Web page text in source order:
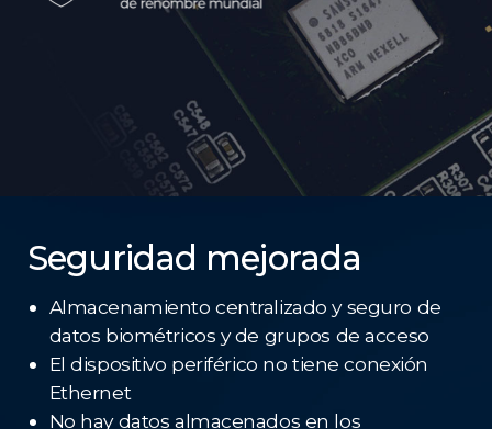
Seguridad mejorada
Almacenamiento centralizado y seguro de
datos biométricos y de grupos de acceso
El dispositivo periférico no tiene conexión
Ethernet
No hay datos almacenados en los